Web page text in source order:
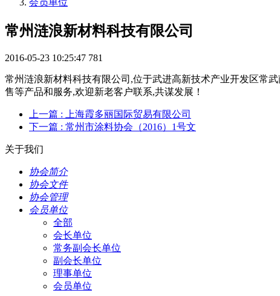
会员单位
常州涟浪新材料科技有限公司
2016-05-23 10:25:47 781
常州涟浪新材料科技有限公司,位于武进高新技术产业开发区常
售等产品和服务,欢迎新老客户联系,共谋发展！
上一篇 : 上海霞多丽国际贸易有限公司
下一篇 : 常州市涂料协会（2016）1号文
关于我们
协会简介
协会文件
协会管理
会员单位
全部
会长单位
常务副会长单位
副会长单位
理事单位
会员单位